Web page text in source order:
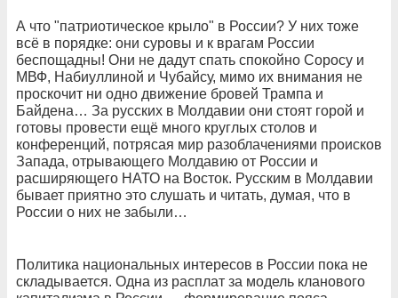
А что "патриотическое крыло" в России? У них тоже
всё в порядке: они суровы и к врагам России
беспощадны! Они не дадут спать спокойно Соросу и
МВФ, Набиуллиной и Чубайсу, мимо их внимания не
проскочит ни одно движение бровей Трампа и
Байдена… За русских в Молдавии они стоят горой и
готовы провести ещё много круглых столов и
конференций, потрясая мир разоблачениями происков
Запада, отрывающего Молдавию от России и
расширяющего НАТО на Восток. Русским в Молдавии
бывает приятно это слушать и читать, думая, что в
России о них не забыли…
Политика национальных интересов в России пока не
складывается. Одна из расплат за модель кланового